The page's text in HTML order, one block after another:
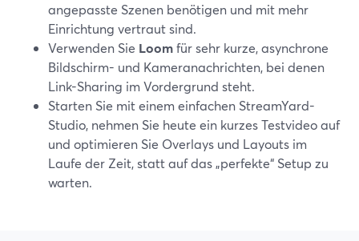
angepasste Szenen benötigen und mit mehr
Einrichtung vertraut sind.
Verwenden Sie Loomfür sehr kurze, asynchrone
Bildschirm- und Kameranachrichten, bei denen
Link-Sharing im Vordergrund steht.
Starten Sie mit einem einfachen StreamYard-
Studio, nehmen Sie heute ein kurzes Testvideo auf
und optimieren Sie Overlays und Layouts im
Laufe der Zeit, statt auf das „perfekte“ Setup zu
warten.